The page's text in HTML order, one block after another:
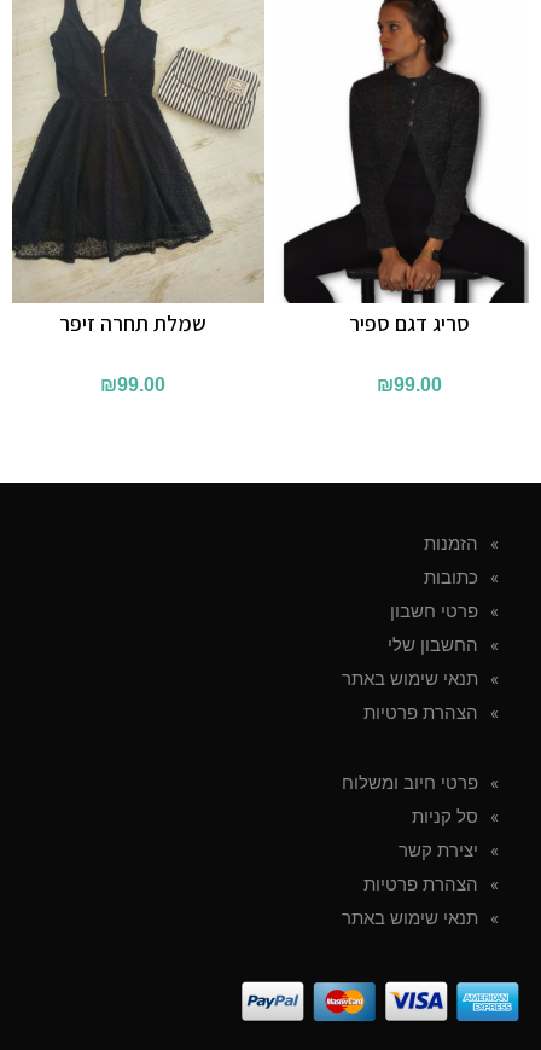
שמלת תחרה זיפר
₪99.00
סריג דגם ספיר
₪99.00
הזמנות
כתובות
פרטי חשבון
החשבון שלי
תנאי שימוש באתר
הצהרת פרטיות
פרטי חיוב ומשלוח
סל קניות
יצירת קשר
הצהרת פרטיות
תנאי שימוש באתר